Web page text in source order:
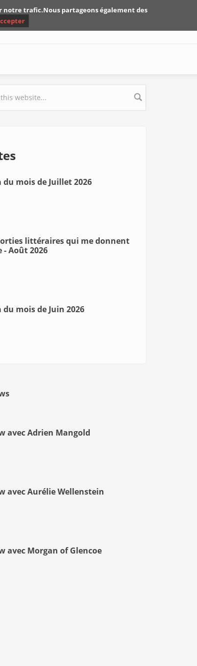
du mois de Juillet 2026
littéraires qui me donnent
- Août 2026
du mois de Juin 2026
avec Adrien Mangold
avec Aurélie Wellenstein
avec Morgan of Glencoe
trafic.Nous partageons également des